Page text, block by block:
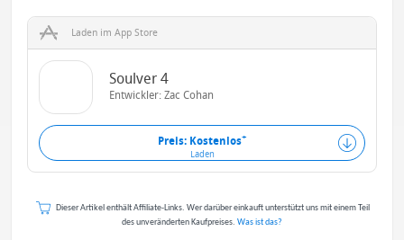
Laden im App Store
Soulver 4
Entwickler:Zac Cohan
Preis: Kostenlos+
Laden
Dieser Artikel enthält Affiliate-Links. Wer darüber einkauft unterstützt uns mit einem Teil
des unveränderten Kaufpreises. Was ist das?